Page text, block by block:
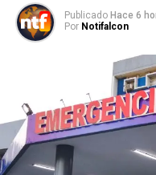
Publicado Hace 6
Por Notifalcon